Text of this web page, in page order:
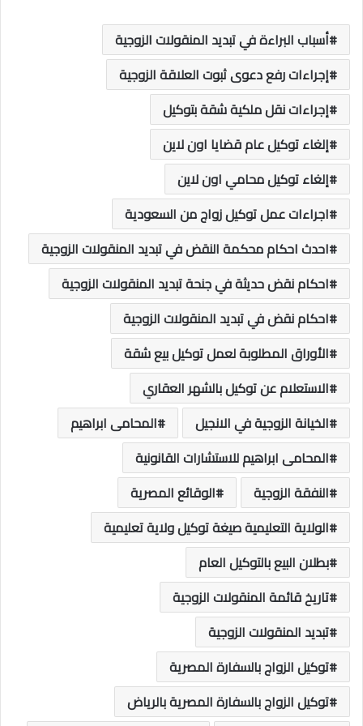
أسباب البراءة في تبديد المنقولات الزوجية
إجراءات رفع دعوى ثبوت العلاقة الزوجية
إجراءات نقل ملكية شقة بتوكيل
إلغاء توكيل عام قضايا اون لاين
إلغاء توكيل محامي اون لاين
اجراءات عمل توكيل زواج من السعودية
احدث احكام محكمة النقض في تبديد المنقولات الزوجية
احكام نقض حديثة في جنحة تبديد المنقولات الزوجية
احكام نقض في تبديد المنقولات الزوجية
الأوراق المطلوبة لعمل توكيل بيع شقة
الاستعلام عن توكيل بالشهر العقاري
الخيانة الزوجية في الانجيل
المحامى ابراهيم
المحامى ابراهيم للاستشارات القانونية
النفقة الزوجية
الوقائع المصرية
الولاية التعليمية صيغة توكيل ولاية تعليمية
بطلان البيع بالتوكيل العام
تاريخ قائمة المنقولات الزوجية
تبديد المنقولات الزوجية
توكيل الزواج بالسفارة المصرية
توكيل الزواج بالسفارة المصرية بالرياض